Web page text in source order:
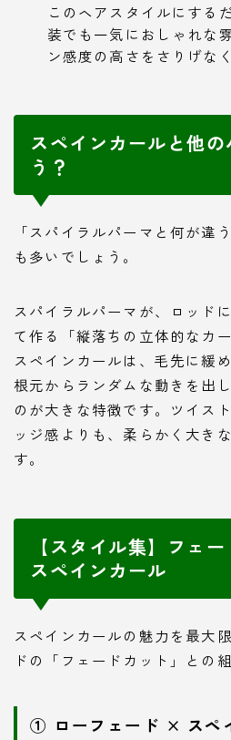
このヘアスタイルにする
装でも一気におしゃれな
ン感度の高さをさりげな
スペインカールと他
う？
「スパイラルパーマと何が違
も多いでしょう。
スパイラルパーマが、ロッド
て作る「縦落ちの立体的なカ
スペインカールは、毛先に緩
根元からランダムな動きを出
のが大きな特徴です。ツイス
ッジ感よりも、柔らかく大き
す。
【スタイル集】フェ
スペインカール
スペインカールの魅力を最大
ドの「フェードカット」との
① ローフェード × スペ